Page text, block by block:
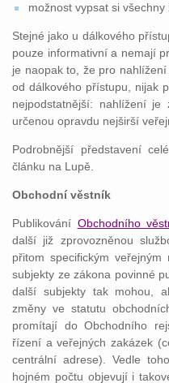
možnost vypsat si
Stejné jako u dálkového
pouze informativní a nemají
je naopak to, že pro
od dálkového přístupu, nijak
nejpodstatnější: nahlížení je
určenou opravdu nejširší
Podrobnější představení
článku na Lupě.
Obchodní věstník
Publikování Obchodního
další již zprovozněnou
přitom specifickým
subjekty ze zákona povinné
další subjekty tak mohou,
změny ve statutu
promítají do Obchodního
řízení a veřejných zakázek
centrální adrese). Vedle
hojném počtu objevují i